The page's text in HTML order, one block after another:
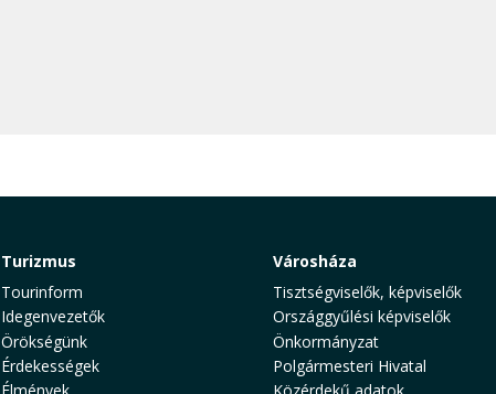
Turizmus
Tourinform
Idegenvezetők
Örökségünk
Érdekességek
Városháza
Tisztségviselők, képviselők
Országgyűlési képviselők
Önkormányzat
Polgármesteri Hivatal